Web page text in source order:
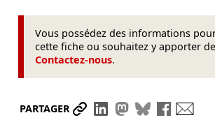
Vous possédez des informations
cette fiche ou souhaitez y apporter
Contactez-nous.
PARTAGER Partager le lien
Partager sur
Partager sur
Partager